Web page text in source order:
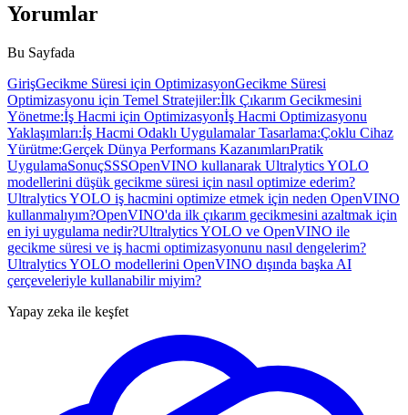
Yorumlar
Bu Sayfada
GirişGecikme Süresi için OptimizasyonGecikme Süresi
Optimizasyonu için Temel Stratejiler:İlk Çıkarım Gecikmesini
Yönetme:İş Hacmi için Optimizasyonİş Hacmi Optimizasyonu
Yaklaşımları:İş Hacmi Odaklı Uygulamalar Tasarlama:Çoklu Cihaz
Yürütme:Gerçek Dünya Performans KazanımlarıPratik
UygulamaSonuçSSSOpenVINO kullanarak Ultralytics YOLO
modellerini düşük gecikme süresi için nasıl optimize ederim?
Ultralytics YOLO iş hacmini optimize etmek için neden OpenVINO
kullanmalıyım?OpenVINO'da ilk çıkarım gecikmesini azaltmak için
en iyi uygulama nedir?Ultralytics YOLO ve OpenVINO ile
gecikme süresi ve iş hacmi optimizasyonunu nasıl dengelerim?
Ultralytics YOLO modellerini OpenVINO dışında başka AI
çerçeveleriyle kullanabilir miyim?
Yapay zeka ile keşfet